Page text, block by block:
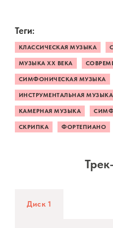
Выход альбома
дня рождения
Теги:
КЛАССИЧЕСКАЯ МУЗЫКА
МУЗЫКА XX ВЕКА
СИМФОНИЧЕСКАЯ МУЗЫКА
ИНСТРУМЕНТАЛЬНАЯ МУЗЫКА
КАМЕРНАЯ МУЗЫКА
СКРИПКА ФОРТЕПИАНО
Диск 1